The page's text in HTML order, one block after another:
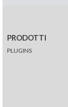
PRODOTTI
PLUGINS